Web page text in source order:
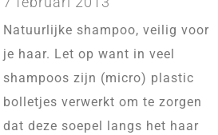
Natuurlijke shampoo, veilig voor
je haar. Let op want in veel
shampoos zijn (micro) plastic
bolletjes verwerkt om te zorgen
dat deze soepel langs het haar